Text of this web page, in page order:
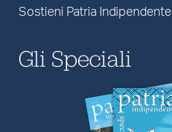
Sostieni Patria Indipendente
Gli Speciali